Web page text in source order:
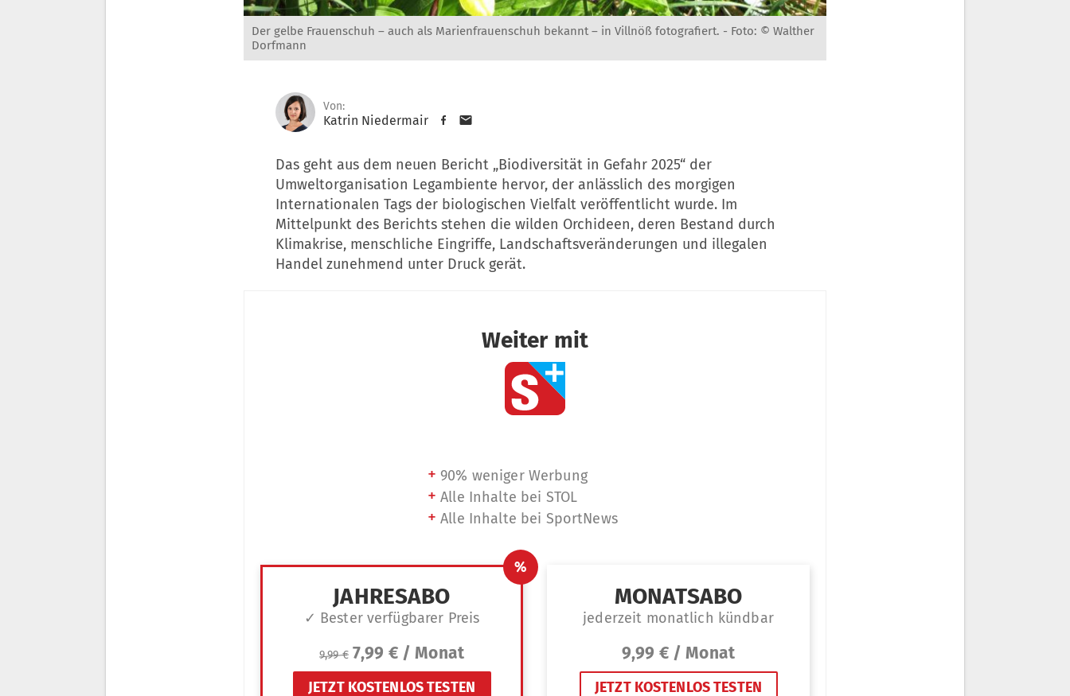
Der gelbe Frauenschuh – auch als Marienfrauenschuh bekannt – in Villnöß fotografiert. - Foto: © Walther
Dorfmann
Von:
Katrin Niedermair
Das geht aus dem neuen Bericht „Biodiversität in Gefahr 2025“ der
Umweltorganisation Legambiente hervor, der anlässlich des morgigen
Internationalen Tags der biologischen Vielfalt veröffentlicht wurde. Im
Mittelpunkt des Berichts stehen die wilden Orchideen, deren Bestand durch
Klimakrise, menschliche Eingriffe, Landschaftsveränderungen und illegalen
Handel zunehmend unter Druck gerät.